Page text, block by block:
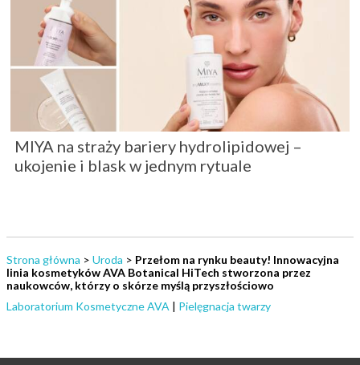
MIYA na straży bariery hydrolipidowej –
ukojenie i blask w jednym rytuale
Strona główna > Uroda > Przełom na rynku beauty! Innowacyjna
linia kosmetyków AVA Botanical HiTech stworzona przez
naukowców, którzy o skórze myślą przyszłościowo
Laboratorium Kosmetyczne AVA | Pielęgnacja twarzy